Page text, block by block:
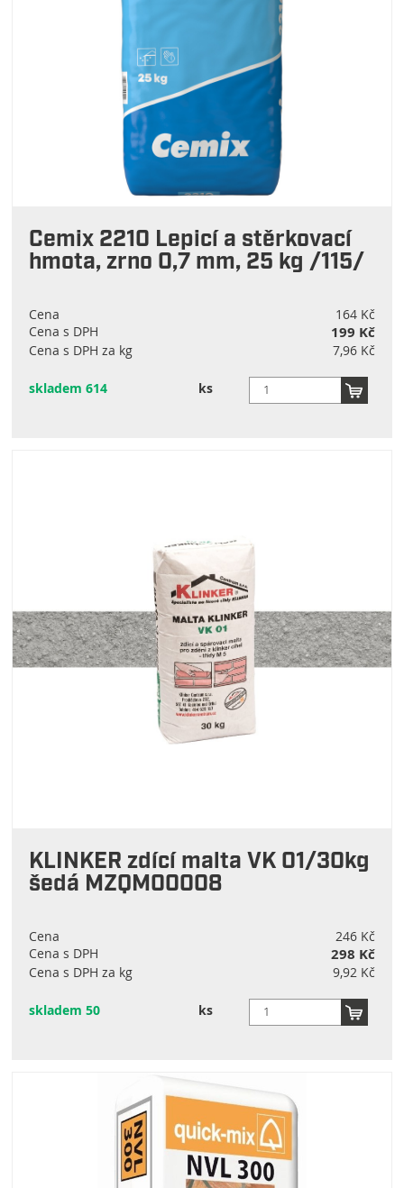
Cemix 2210 Lepicí a stěrkovací
hmota, zrno 0,7 mm, 25 kg /115/
Cena
164 Kč
Cena s DPH
199 Kč
Cena s DPH za kg 7,96 Kč
skladem 614 ks
KLINKER zdící malta VK 01/30kg
šedá MZQM00008
Cena
246 Kč
Cena s DPH
298 Kč
Cena s DPH za kg 9,92 Kč
skladem 50 ks